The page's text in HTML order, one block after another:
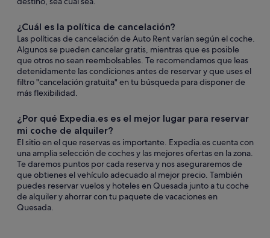
¿Cuál es la política de cancelación?
Las políticas de cancelación de Auto Rent varían según el coche.
Algunos se pueden cancelar gratis, mientras que es posible
que otros no sean reembolsables. Te recomendamos que leas
detenidamente las condiciones antes de reservar y que uses el
filtro "cancelación gratuita" en tu búsqueda para disponer de
más flexibilidad.
¿Por qué Expedia.es es el mejor lugar para reservar
mi coche de alquiler?
El sitio en el que reservas es importante. Expedia.es cuenta con
una amplia selección de coches y las mejores ofertas en la zona.
Te daremos puntos por cada reserva y nos aseguraremos de
que obtienes el vehículo adecuado al mejor precio. También
puedes reservar vuelos y hoteles en Quesada junto a tu coche
de alquiler y ahorrar con tu paquete de vacaciones en
Quesada.